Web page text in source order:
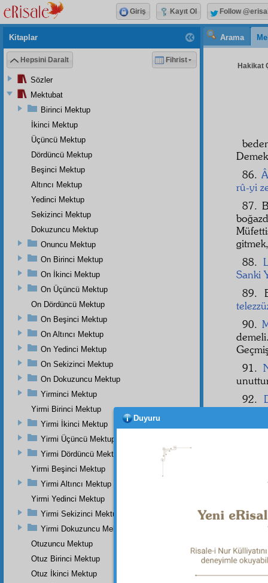
Arama
Hakikat
86.
rû-yi
87.
88.
Sanki
89.
90.
91.
92.
tevazu
Kitaplar
Hepsini Daralt Fihrist
Sözler
Mektubat
Birinci Mektup
İkinci Mektup
Üçüncü Mektup
Dördüncü Mektup
Beşinci Mektup
Altıncı Mektup
Yedinci Mektup
Sekizinci Mektup
Dokuzuncu Mektup
Onuncu Mektup
On Birinci Mektup
On İkinci Mektup
On Üçüncü Mektup
On Dördüncü Mektup
On Beşinci Mektup
On Altıncı Mektup
On Yedinci Mektup
On Sekizinci Mektup
On Dokuzuncu Mektup
Yirminci Mektup
Yirmi Birinci Mektup
Yirmi İkinci Mektup
Yirmi Üçüncü Mektup
Yirmi Dördüncü Mektup
Yirmi Beşinci Mektup
Yirmi Altıncı Mektup
Yirmi Yedinci Mektup
Yirmi Sekizinci Mektup
Yirmi Dokuzuncu Mektup
Otuzuncu Mektup
Otuz Birinci Mektup
Otuz İkinci Mektup
Giriş Kayıt Ol Follow
Duyuru